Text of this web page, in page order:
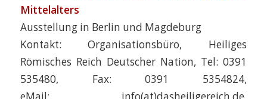
Mittelalters
Ausstellung in Berlin und Magdeburg
Kontakt: Organisationsbüro, Heiliges
Römisches Reich Deutscher Nation, Tel: 0391
535480, Fax: 0391 5354824,
eMail: info(at)dasheiligereich.de,